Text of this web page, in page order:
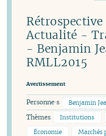
Actualité -
- Benjamin
RMLL2015
Avertissement
Personne·s Benjamin
Thèmes Institutions
Économie
Marchés